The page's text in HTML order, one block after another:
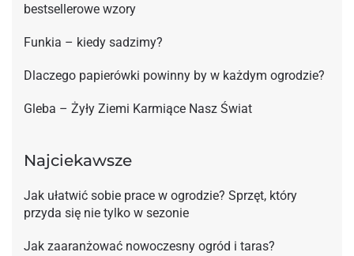
bestsellerowe wzory
Funkia – kiedy sadzimy?
Dlaczego papierówki powinny by w każdym ogrodzie?
Gleba – Żyły Ziemi Karmiące Nasz Świat
Najciekawsze
Jak ułatwić sobie prace w ogrodzie? Sprzęt, który
przyda się nie tylko w sezonie
Jak zaaranżować nowoczesny ogród i taras?